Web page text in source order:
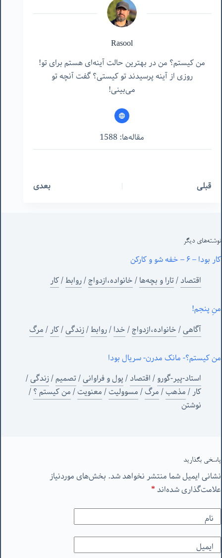
Rasool
من کیستم؟ من در بهترین حالت آینه‌ای هستم برای تو!
روزی از آینه پرسیدند تو کیستی؟ گفت آنچه تو
می‌بینی!
مقاله‌ها: 1588
قبلی بعدی
نوشته‌های‌ دیگر
کار بودا – ۶ – خفه شو و کارکن
اقتصاد/تارا و بچه‌ها/خانواده،ازدواج/روابط/کار
منِ پنجم!
آگاهی/خانواده،ازدواج/خدا/روابط/زندگی/کار/مرگ
من کیستم؟- مانک مدرن- سریال بودا
استاد-پیر-گورو/اقتصاد/پول و فراوانی/تصمیم/زندگی/
کار/مذهب/مرگ/مسوولیت/معنویت/من‌ کیستم ؟/
نوشتن
پاسخی بگذارید
نشانی ایمیل شما منتشر نخواهد شد. بخش‌های موردنیاز
علامت‌گذاری شده‌اند*
نام
ایمیل